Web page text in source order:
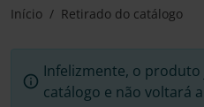
Início Retirado do catálogo
Infelizmente, o
catálogo e não voltará